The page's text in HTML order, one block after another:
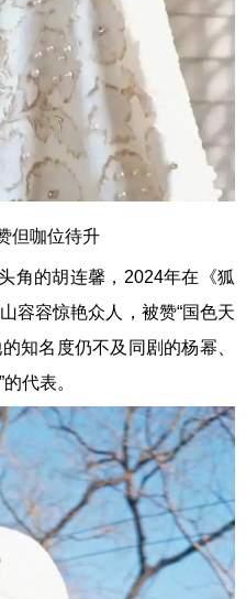
但咖位待升
角的胡连馨，2024年在《狐
容容惊艳众人，被赞“国色天
知名度仍不及同剧的杨幂、
代表。